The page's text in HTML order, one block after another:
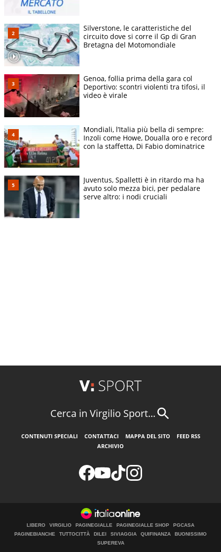
Silverstone, le caratteristiche del
circuito dove si corre il Gp di Gran
Bretagna del Motomondiale
Genoa, follia prima della gara col
Deportivo: scontri violenti tra tifosi, il
video è virale
Mondiali, l’Italia più bella di sempre:
Inzoli come Howe, Doualla oro e record
con la staffetta, Di Fabio dominatrice
Juventus, Spalletti è in ritardo ma ha
avuto solo mezza bici, per pedalare
serve altro: i nodi cruciali
Cerca in Virgilio Sport...
CONTENUTI SPECIALI CONTATTACI MAPPA DEL SITO
FEED RSS
ARCHIVIO
LIBERO VIRGILIO PAGINEGIALLE PAGINEGIALLE SHOP
PGCASA
PAGINEBIANCHE
TUTTOCITTÀ DILEI SIVIAGGIA QUIFINANZA
BUONISSIMO
SUPEREVA